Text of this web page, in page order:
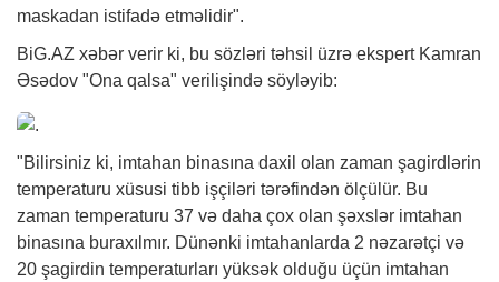
maskadan istifadə etməlidir".
BiG.AZ xəbər verir ki, bu sözləri təhsil üzrə ekspert Kamran
Əsədov "Ona qalsa" verilişində söyləyib:
"Bilirsiniz ki, imtahan binasına daxil olan zaman şagirdlərin
temperaturu xüsusi tibb işçiləri tərəfindən ölçülür. Bu
zaman temperaturu 37 və daha çox olan şəxslər imtahan
binasına buraxılmır. Dünənki imtahanlarda 2 nəzarətçi və
20 şagirdin temperaturları yüksək olduğu üçün imtahan